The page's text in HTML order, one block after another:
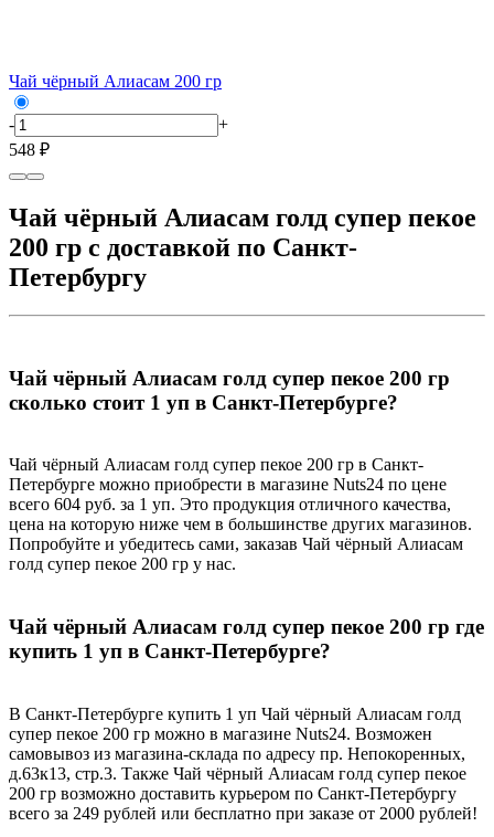
Чай чёрный Алиасам 200 гр
-
+
548 ₽
Чай чёрный Алиасам голд супер пекое
200 гр с доставкой по Санкт-
Петербургу
Чай чёрный Алиасам голд супер пекое 200 гр
сколько стоит 1 уп в Санкт-Петербурге?
Чай чёрный Алиасам голд супер пекое 200 гр в Санкт-
Петербурге можно приобрести в магазине Nuts24 по цене
всего 604 руб. за 1 уп. Это продукция отличного качества,
цена на которую ниже чем в большинстве других магазинов.
Попробуйте и убедитесь сами, заказав Чай чёрный Алиасам
голд супер пекое 200 гр у нас.
Чай чёрный Алиасам голд супер пекое 200 гр где
купить 1 уп в Санкт-Петербурге?
В Санкт-Петербурге купить 1 уп Чай чёрный Алиасам голд
супер пекое 200 гр можно в магазине Nuts24. Возможен
самовывоз из магазина-склада по адресу пр. Непокоренных,
д.63к13, стр.3. Также Чай чёрный Алиасам голд супер пекое
200 гр возможно доставить курьером по Санкт-Петербургу
всего за 249 рублей или бесплатно при заказе от 2000 рублей!